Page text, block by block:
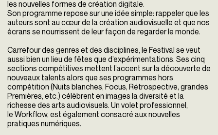
les nouvelles formes de création digitale.
Son programme repose sur une idée simple: rappeler que les
auteurs sont au cœur de la création audiovisuelle et que nos
écrans se nourrissent de leur façon de regarder le monde.
Carrefour des genres et des disciplines, le Festival se veut
aussi bien un lieu de fêtes que d’expérimentations. Ses cinq
sections compétitives mettent l’accent sur la découverte de
nouveaux talents alors que ses programmes hors
compétition (Nuits blanches, Focus, Rétrospective, grandes
Premières, etc.) célèbrent en images la diversité et la
richesse des arts audiovisuels. Un volet professionnel,
le Workflow, est également consacré aux nouvelles
pratiques numériques.